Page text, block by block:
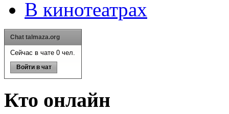
В кинотеатрах
Chat talmaza.org
Сейчас в чате 0 чел.
Войти в чат
Кто онлайн